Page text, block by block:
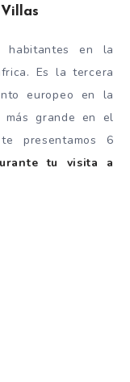
habitantes en la
Es la tercera
europeo en la
grande en el
presentamos 6
tu visita a